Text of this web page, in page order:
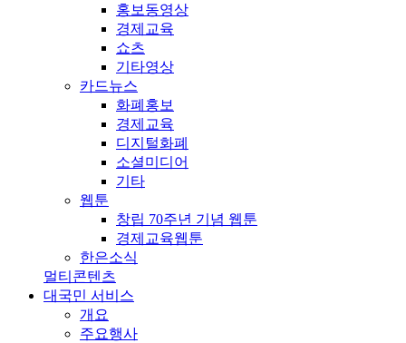
홍보동영상
경제교육
쇼츠
기타영상
카드뉴스
화폐홍보
경제교육
디지털화폐
소셜미디어
기타
웹툰
창립 70주년 기념 웹툰
경제교육웹툰
한은소식
멀티콘텐츠
대국민 서비스
개요
주요행사